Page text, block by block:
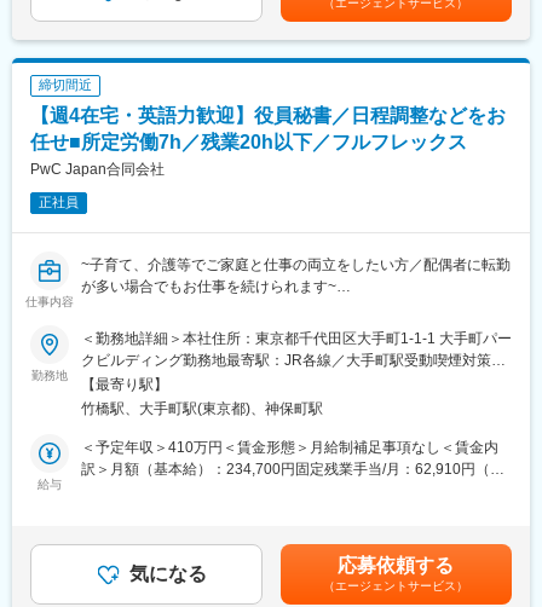
を任せるなど、未経験者・経験者に関係なく、成長できるフィー
ルドを用意しております。また、頑張る社員に対し、会社の利益
をしっかりと還元しております。2018年度の業績は好調に推移し
ており、平均3.5ヶ月分の賞与を支給しております。年間120万円
の賞与が支給される社員もいますので、成長、報酬ともに手に入
れられる環境が整っております。
働く人が充実して働ける環境づくりもめざします。有給取得奨
励、残業削減、新技術導入、スキルアップにより作業時間短縮に
変更の範囲：会社の定める業務
別途100万円支給あり記載金額は選考を通じて上下する可能性が
あります。月給(月額)は固定手当を含みます。
（エージェントサービス）
締切間近
【週4在宅・英語力歓迎】役員秘書／日程調整などをお
任せ■所定労働7h／残業20h以下／フルフレックス
PwC Japan合同会社
正社員
仕事内容
~子育て、介護等でご家庭と仕事の両立をしたい方／配偶者に転勤
が多い場合でもお仕事を続けられます~
●在宅かつフルフレックスの為、家庭との両立がしやすく長期就業
が可能
●ご家庭の事情で遠方への転居が必要になっても就業継続が可能
■概要
PwC Japanグループでは、米国法人で成果をあげていた「在宅秘
書」という働き方を2015年から導入し、現在は約75名の在宅秘書
が活躍しています。
■業務内容
複数（3～5名程度）のパートナー（一般企業の役員クラス）への
勤務地
＜勤務地詳細＞本社住所：東京都千代田区大手町1-1-1 大手町パー
クビルディング勤務地最寄駅：JR各線／大手町駅受動喫煙対策：
屋内全面禁煙
【最寄り駅】
竹橋駅、大手町駅(東京都)、神保町駅
給与
＜予定年収＞410万円＜賃金形態＞月給制補足事項なし＜賃金内
訳＞月額（基本給）：234,700円固定残業手当/月：62,910円（固
間外労働分については追加で支給する。※上記金額は標準業績賞与
込みの金額賃金はあくまでも目安の金額であり、選考を通じて上
下する可能性があります。月給(月額)は固定手当を含めた表記で
気になる 応募依頼する
（エージェントサービス）